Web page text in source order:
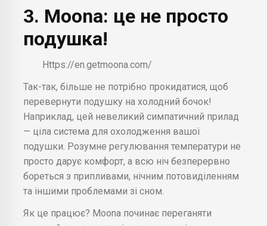
3. Moona: це не просто
подушка!
Https://en.getmoona.com/
Так-так, більше не потрібно прокидатися, щоб
перевернути подушку на холодний бочок!
Наприклад, цей невеликий симпатичний прилад
— ціла система для охолодження вашої
подушки. Розумне регулювання температури не
просто дарує комфорт, а всю ніч безперервно
бореться з припливами, нічним потовиділенням
та іншими проблемами зі сном.
Як це працює? Moona починає переганяти